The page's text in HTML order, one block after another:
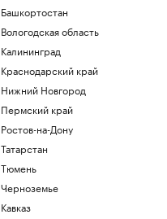
Башкортостан
Вологодская область
Калининград
Краснодарский край
Нижний Новгород
Пермский край
Ростов-на-Дону
Татарстан
Тюмень
Черноземье
Кавказ